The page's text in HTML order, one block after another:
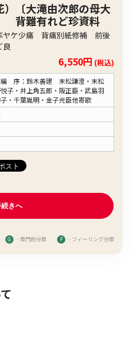
〔大滝由次郎の母大
背難有れど珍資料
ケ少痛 背痛別紙修補 前後
良
6,550円 (税込)
編 序：鈴木善建 末松謙澄・末松
子・井上角五郎・阪正臣・武島羽
・千葉胤明・金子元臣他寄歌
G …専門的分類 F …フィーリング分類